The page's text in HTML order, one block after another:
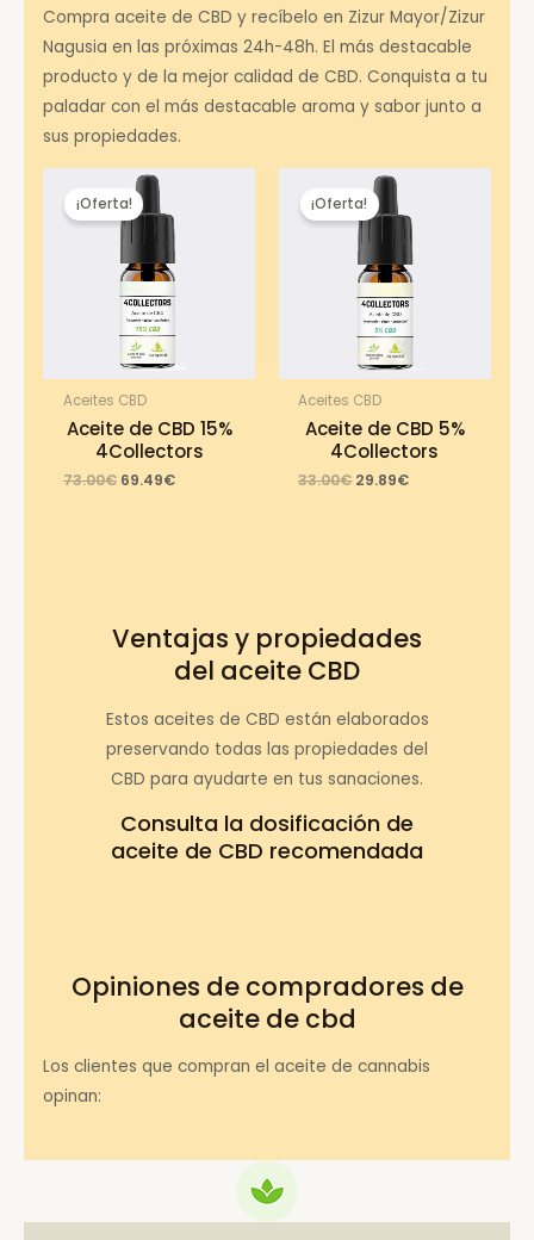
Compra aceite de CBD y recíbelo en Zizur Mayor/Zizur
Nagusia en las próximas 24h-48h. El más destacable
producto y de la mejor calidad de CBD. Conquista a tu
paladar con el más destacable aroma y sabor junto a
sus propiedades.
¡Oferta!
Aceites CBD
Aceite de CBD 15%
4Collectors
73.00€ Original
69.49€Current
¡Oferta!
Aceites CBD
Aceite de CBD 5%
4Collectors
33.00€ Original
29.89€Current
Ventajas y propiedades
del aceite CBD
Estos aceites de CBD están elaborados
preservando todas las propiedades del
CBD para ayudarte en tus sanaciones.
Consulta la dosificación de
aceite de CBD recomendada
Opiniones de compradores de
aceite de cbd
Los clientes que compran el aceite de cannabis
opinan: